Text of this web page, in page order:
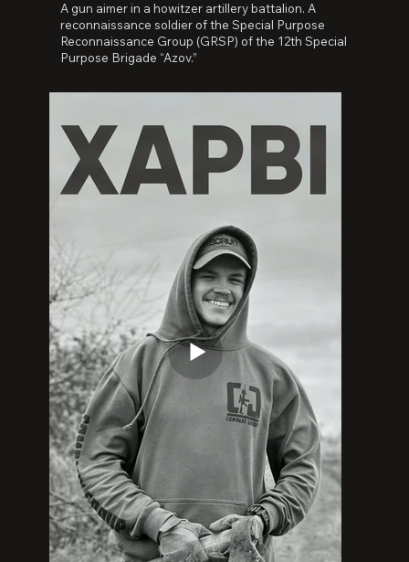
A gun aimer in a howitzer artillery battalion. A
reconnaissance soldier of the Special Purpose
Reconnaissance Group (GRSP) of the 12th Special
Purpose Brigade “Azov.”